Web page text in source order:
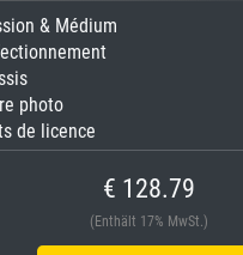
& Médium
photo
de licence
€ 128.79
(Enthält 17% MwSt.)